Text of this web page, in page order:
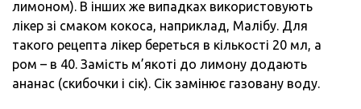
лимоном). В інших же випадках використовують
лікер зі смаком кокоса, наприклад, Малібу. Для
такого рецепта лікер береться в кількості 20 мл, а
ром – в 40. Замість м’якоті до лимону додають
ананас (скибочки і сік). Сік замінює газовану воду.